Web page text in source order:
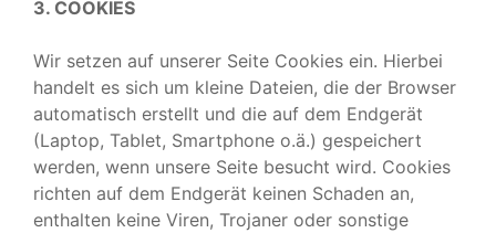
3. COOKIES
Wir setzen auf unserer Seite Cookies ein. Hierbei
handelt es sich um kleine Dateien, die der Browser
automatisch erstellt und die auf dem Endgerät
(Laptop, Tablet, Smartphone o.ä.) gespeichert
werden, wenn unsere Seite besucht wird. Cookies
richten auf dem Endgerät keinen Schaden an,
enthalten keine Viren, Trojaner oder sonstige